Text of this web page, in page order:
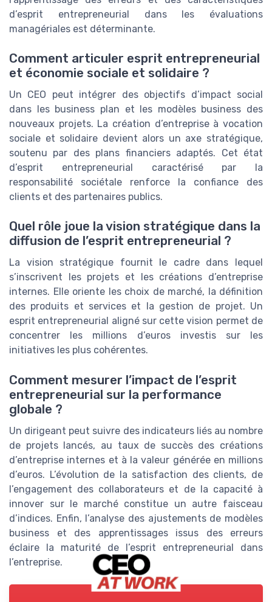
d’esprit entrepreneurial dans les évaluations
managériales est déterminante.
Comment articuler esprit entrepreneurial
et économie sociale et solidaire ?
Un CEO peut intégrer des objectifs d’impact social
dans les business plan et les modèles business des
nouveaux projets. La création d’entreprise à vocation
sociale et solidaire devient alors un axe stratégique,
soutenu par des plans financiers adaptés. Cet état
d’esprit entrepreneurial caractérisé par la
responsabilité sociétale renforce la confiance des
clients et des partenaires publics.
Quel rôle joue la vision stratégique dans la
diffusion de l’esprit entrepreneurial ?
La vision stratégique fournit le cadre dans lequel
s’inscrivent les projets et les créations d’entreprise
internes. Elle oriente les choix de marché, la définition
des produits et services et la gestion de projet. Un
esprit entrepreneurial aligné sur cette vision permet de
concentrer les millions d’euros investis sur les
initiatives les plus cohérentes.
Comment mesurer l’impact de l’esprit
entrepreneurial sur la performance
globale ?
Un dirigeant peut suivre des indicateurs liés au nombre
de projets lancés, au taux de succès des créations
d’entreprise internes et à la valeur générée en millions
d’euros. L’évolution de la satisfaction des clients, de
l’engagement des collaborateurs et de la capacité à
innover sur le marché constitue un autre faisceau
d’indices. Enfin, l’analyse des ajustements de modèles
business et des apprentissages issus des erreurs
éclaire la maturité de l’esprit entrepreneurial dans
l’entreprise.